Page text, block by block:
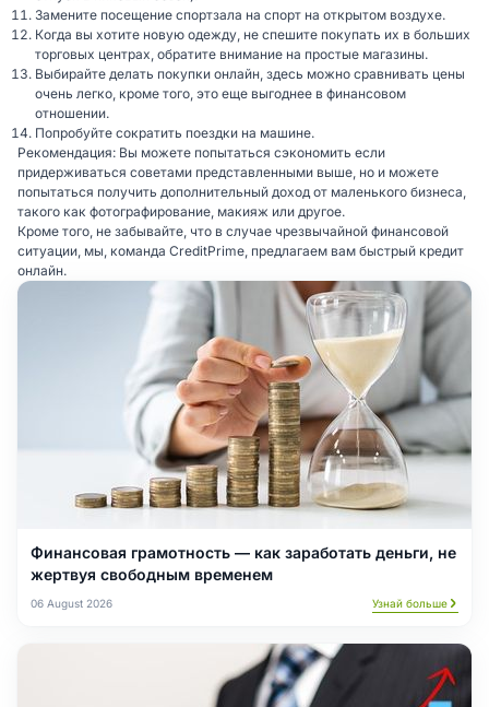
Замените посещение спортзала на спорт на открытом воздухе.
Когда вы хотите новую одежду, не спешите покупать их в больших
торговых центрах, обратите внимание на простые магазины.
Выбирайте делать покупки онлайн, здесь можно сравнивать цены
очень легко, кроме того, это еще выгоднее в финансовом
отношении.
Попробуйте сократить поездки на машине.
Рекомендация: Вы можете попытаться сэкономить если
придерживаться советами представленными выше, но и можете
попытаться получить дополнительный доход от маленького бизнеса,
такого как фотографирование, макияж или другое.
Кроме того, не забывайте, что в случае чрезвычайной финансовой
ситуации, мы, команда CreditPrime, предлагаем вам быстрый кредит
онлайн.
Финансовая грамотность — как заработать деньги, не
жертвуя свободным временем
06 August 2026 Узнай больше